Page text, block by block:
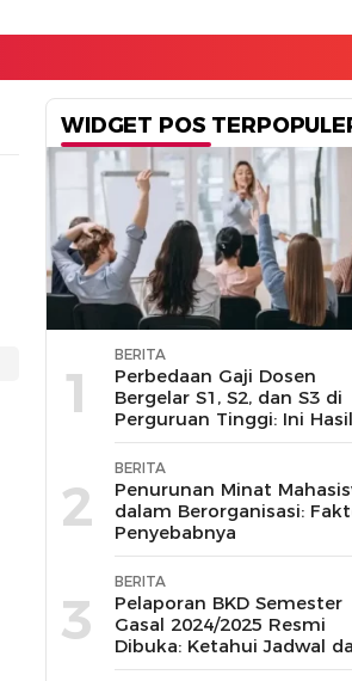
WIDGET POS
1
BERITA
Perbedaan Gaji Dosen
Bergelar S1, S2, dan S3 di
Perguruan Tinggi: Ini Hasil
Penelusuran
2
BERITA
Penurunan Minat
dalam Berorganisasi:
Penyebabnya
3
BERITA
Pelaporan BKD Semester
Gasal 2024/2025 Resmi
Dibuka: Ketahui Jadwal
Prosesnya